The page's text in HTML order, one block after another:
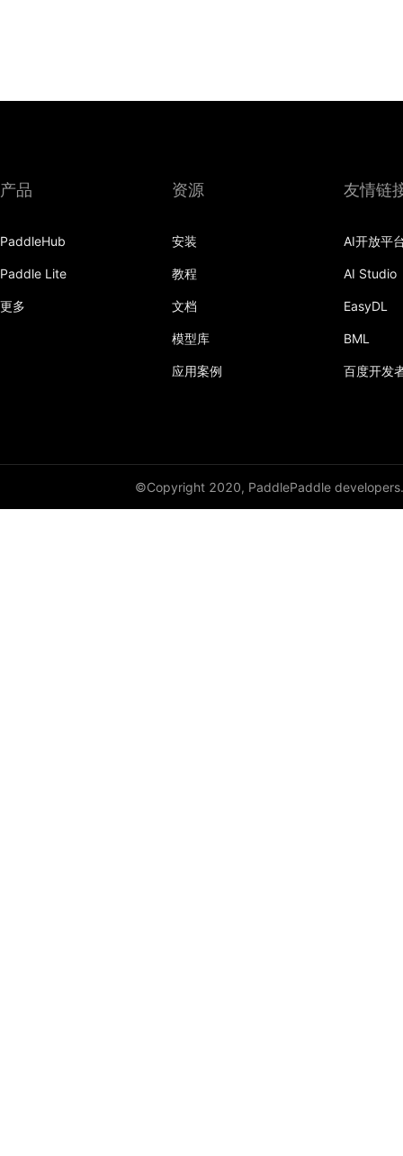
产品
PaddleHub
Paddle Lite
更多
资源
安装
教程
文档
模型库
应用案例
友情链
AI开放平
AI Studio
EasyDL
BML
百度开发
©Copyright 2020, PaddlePaddle developers.